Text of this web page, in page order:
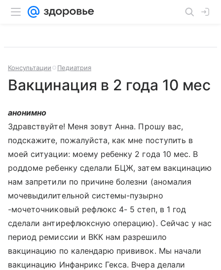
Консультации Педиатрия
Вакцинация в 2 года 10 мес
анонимно
Здравствуйте! Меня зовут Анна. Прошу вас,
подскажите, пожалуйста, как мне поступить в
моей ситуации: моему ребенку 2 года 10 мес. В
роддоме ребенку сделали БЦЖ, затем вакцинацию
нам запретили по причине болезни (аномалия
мочевыдилительной системы-пузырно
-мочеточниковый рефлюкс 4- 5 степ, в 1 год
сделали антирефлюксную операцию). Сейчас у нас
период ремиссии и ВКК нам разрешило
вакцинацию по календарю прививок. Мы начали
вакцинацию Инфанрикс Гекса. Вчера делали